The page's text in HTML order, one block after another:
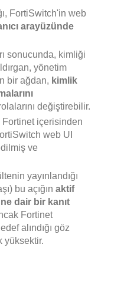
FortiSwitch'in web
arayüzünde
sonucunda, kimliği
yönetim
bir ağdan, kimlik
değiştirebilir.
Fortinet içerisinden
web UI
ve
yayınlandığı
bu açığın aktif
dair bir kanıt
Fortinet
alındığı göz
yüksektir.